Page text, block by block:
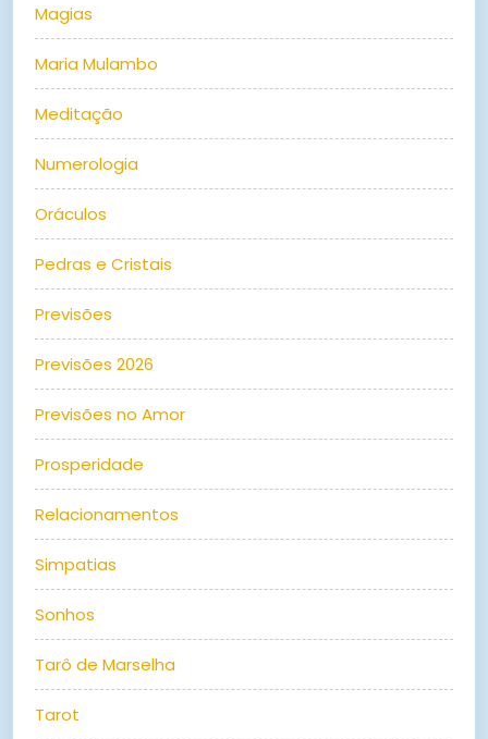
Magias
Maria Mulambo
Meditação
Numerologia
Oráculos
Pedras e Cristais
Previsões
Previsões 2026
Previsões no Amor
Prosperidade
Relacionamentos
Simpatias
Sonhos
Tarô de Marselha
Tarot